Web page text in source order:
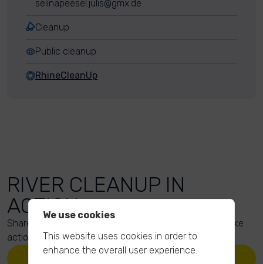
selinapeesel.julis@gmx.de
Cleanup
Public cleanup
RhineCleanUp
RIVER CLEANUP IN
ACTION
Share your action photos here and inspire others to take
action too!
UPLOAD YOUR PHOTOS
We use cookies
This website uses cookies in order to
enhance the overall user experience.